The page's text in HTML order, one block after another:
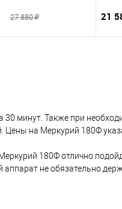
27 880 ₽ 21
30 минут. Также при
на Меркурий 180Ф
180Ф отлично
не обязательно